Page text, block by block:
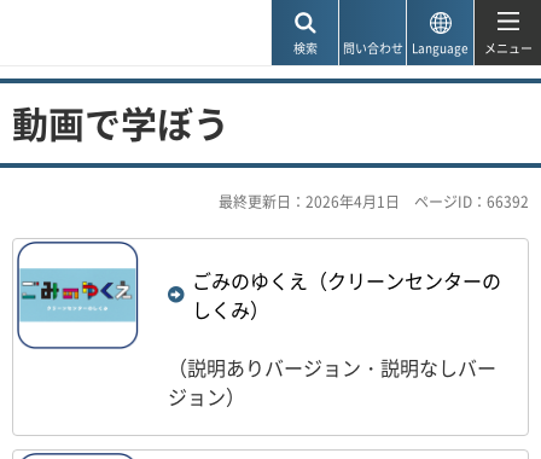
検索 問い合わせ Language メニュー
動画で学ぼう
最終更新日：2026年4月1日 ページID：66392
ごみのゆくえ（クリーンセンターの
しくみ）
（説明ありバージョン・説明なしバー
ジョン）